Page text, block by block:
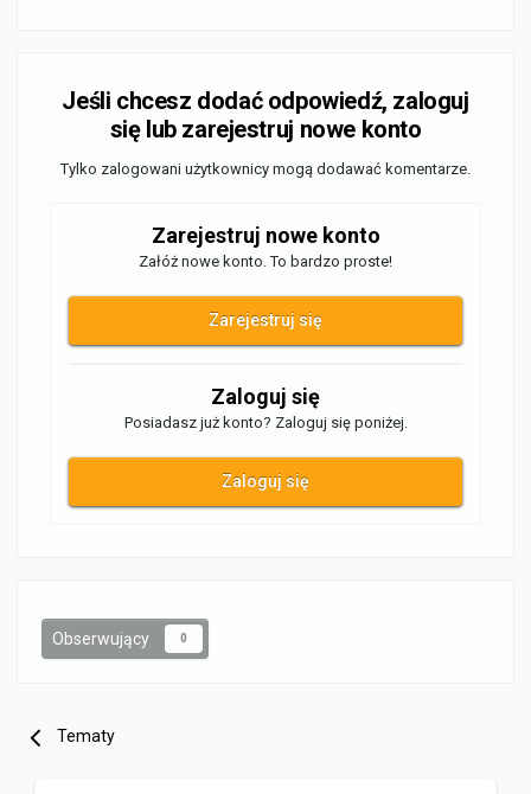
Jeśli chcesz dodać odpowiedź, zaloguj
się lub zarejestruj nowe konto
Tylko zalogowani użytkownicy mogą dodawać komentarze.
Zarejestruj nowe konto
Załóż nowe konto. To bardzo proste!
Zarejestruj się
Zaloguj się
Posiadasz już konto? Zaloguj się poniżej.
Zaloguj się
Obserwujący 0
Tematy